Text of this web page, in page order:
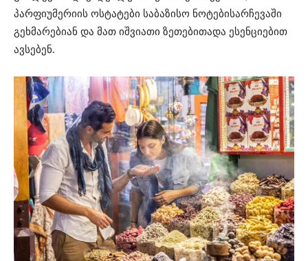
პარფიუმერიის ოსტატები საბაზისო ნოტებისარჩევაში
გეხმარებიან და მათ იშვიათი ზეთებითადა ესენციებით
ავსებენ.